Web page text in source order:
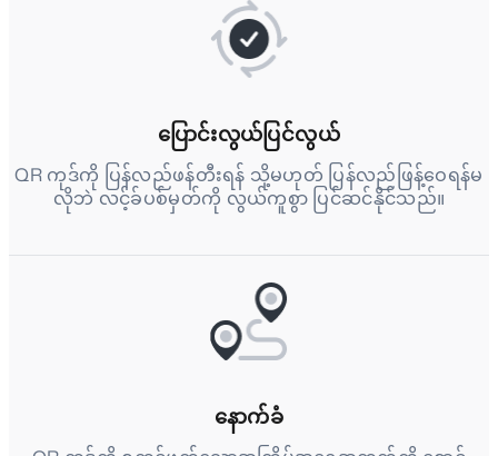
ပြောင်းလွယ်ပြင်လွယ်
QR ကုဒ်ကို ပြန်လည်ဖန်တီးရန် သို့မဟုတ် ပြန်လည်ဖြန့်ဝေရန်မ
လိုဘဲ လင့်ခ်ပစ်မှတ်ကို လွယ်ကူစွာ ပြင်ဆင်နိုင်သည်။
နောက်ခံ